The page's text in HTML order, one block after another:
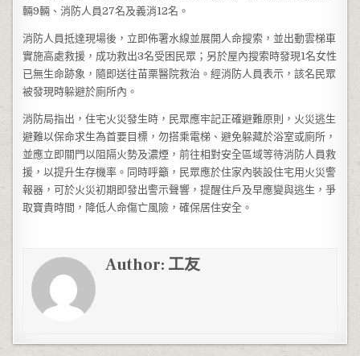
輛9輛、消防人員27名及義消12名。
消防人員抵達現場後，立即佈署水線並展開人命搜索，並出動雲梯車
實施高處救援，成功救出3名受困民眾；另於屋內搜索時發現1名女性
已無生命跡象，隨即送往苗栗醫院救治。經消防人員表示，該名民眾
被發現時躲避於廁所內。
消防局指出，住宅火災發生時，民眾應牢記正確避難原則，火災逃生
避難以保命求生為首要目標，勿搭乘電梯、避免躲藏於浴室或廁所，
並應立即關門以阻隔火勢及濃煙，前往相對安全區域等待消防人員救
援，以提升生存機率。同時呼籲，民眾應於住家內裝設住宅用火災警
報器，可於火災初期即發出警示聲響，提醒住戶及早應變與逃生，爭
取寶貴時間，降低人命傷亡風險，確保居住安全。
Author: 工友